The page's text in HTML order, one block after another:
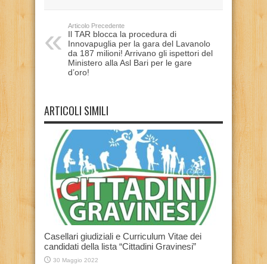
Articolo Precedente
Il TAR blocca la procedura di
Innovapuglia per la gara del Lavanolo
da 187 milioni! Arrivano gli ispettori del
Ministero alla Asl Bari per le gare
d’oro!
ARTICOLI SIMILI
Casellari giudiziali e Curriculum Vitae dei
candidati della lista “Cittadini Gravinesi”
30 Maggio 2022